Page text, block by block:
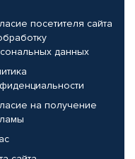
посетителя сайта
данных
на получение